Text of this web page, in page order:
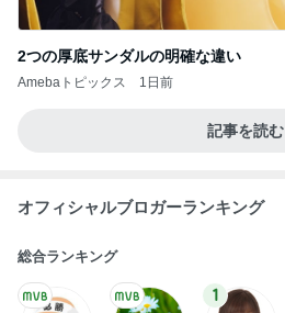
2つの厚底サンダルの明確な違い
Amebaトピックス 1日前
記事を読む
オフィシャルブロガーランキング
総合ランキング
1